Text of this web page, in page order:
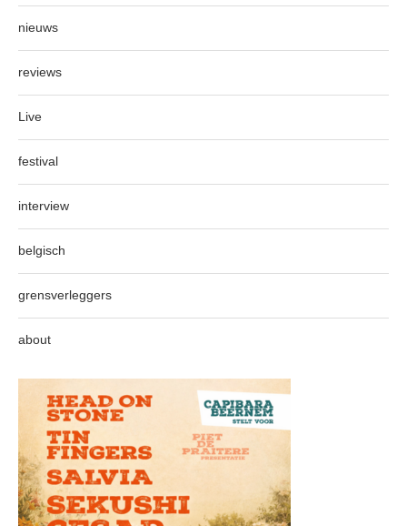
nieuws
reviews
Live
festival
interview
belgisch
grensverleggers
about